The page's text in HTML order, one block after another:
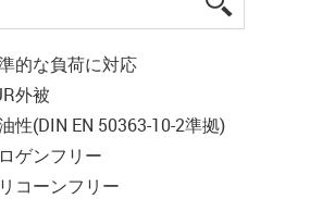
的な負荷に対応
外被
性(DIN EN 50363-10-2準拠)
ゲンフリー
コーンフリー